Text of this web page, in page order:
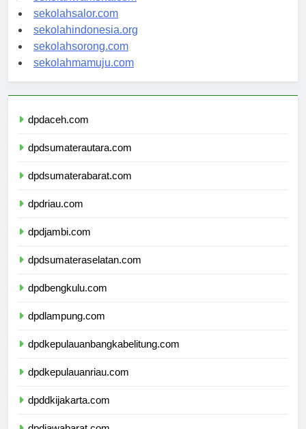
sekolahwamena.com
sekolahsalor.com
sekolahindonesia.org
sekolahsorong.com